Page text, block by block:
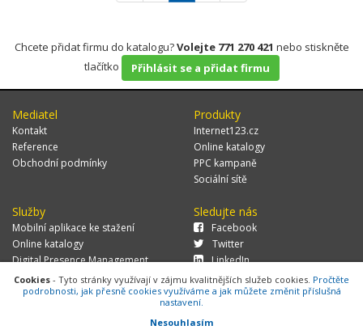
Chcete přidat firmu do katalogu?Volejte 771 270 421 nebo stiskněte
tlačítko
Přihlásit se a přidat firmu
Mediatel
Kontakt
Reference
Obchodní podmínky
Produkty
Internet123.cz
Online katalogy
PPC kampaně
Sociální sítě
Služby
Mobilní aplikace ke stažení
Online katalogy
Digital Presence Management
Více zákazníků
Sledujte nás
Facebook
Twitter
LinkedIn
© 2026 MEDIATEL CZ, s.r.o.,Za Potokem 46/4, 106 00 Praha 10, tel.:
Cookies - Tyto stránky využívají v zájmu kvalitnějších služeb cookies. Pročtěte
podrobnosti, jak přesně cookies využíváme a jak můžete změnit příslušná
nastavení.
Nesouhlasím